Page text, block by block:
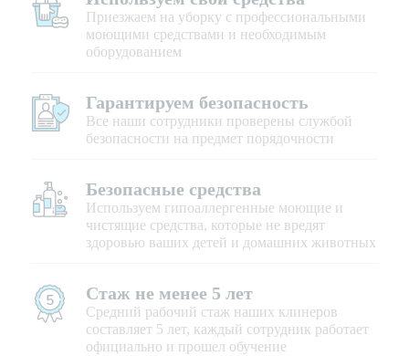
Приезжаем на уборку с профессиональными
моющими средствами и необходимым
оборудованием
Гарантируем безопасность
Все наши сотрудники проверены службой
безопасности на предмет порядочности
Безопасные средства
Используем гипоаллергенные моющие и
чистящие средства, которые не вредят
здоровью ваших детей и домашних животных
Стаж не менее 5 лет
Средний рабочий стаж наших клинеров
составляет 5 лет, каждый сотрудник работает
официально и прошел обучение